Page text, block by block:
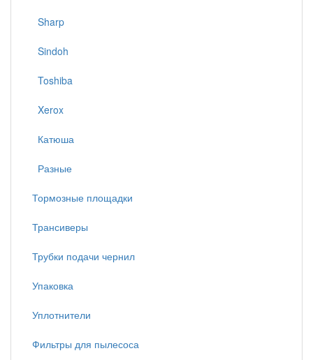
Sharp
Sindoh
Toshiba
Xerox
Катюша
Разные
Тормозные площадки
Трансиверы
Трубки подачи чернил
Упаковка
Уплотнители
Фильтры для пылесоса